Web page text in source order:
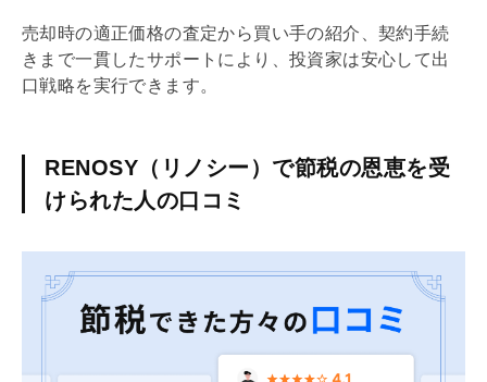
売却時の適正価格の査定から買い手の紹介、契約手続
きまで一貫したサポートにより、投資家は安心して出
口戦略を実行できます。
RENOSY（リノシー）で節税の恩恵を受
けられた人の口コミ